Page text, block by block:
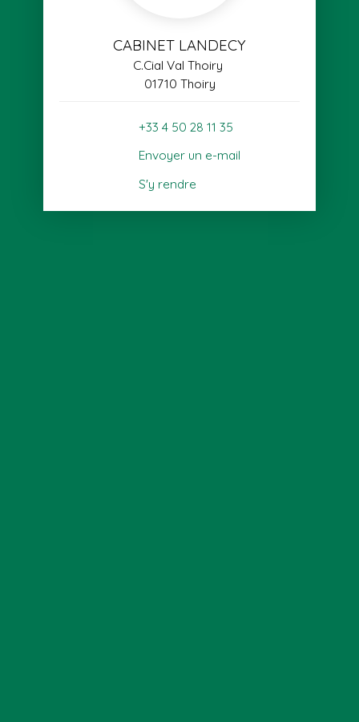
CABINET LANDECY
C.Cial Val Thoiry
01710 Thoiry
+33 4 50 28 11 35
Envoyer un e-mail
S'y rendre